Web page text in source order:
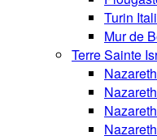
Turin
Mur de
Terre Sainte